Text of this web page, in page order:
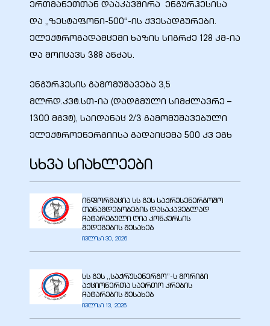
ერთმანეთთან დააკავშირა ენგურჰესისა
და „ზესტაფონი-500“-ის ქვესადგურები.
ელექტროგადამცემი ხაზის სიგრძე 128 კმ-ია
და მოიცავს 388 ანძას.
ენგურჰესის გამომუშავება 3,5
მლრდ.კვტ.სთ-ია (დადგმული სიმძლავრე –
1300 მგვტ), საიდანაც 2/3 გამომუშავებული
ელექტროენერგიისა გადაიცემა 500 კვ ეგხ
სხვა სიახლეები
ინფორმაცია სს გეს საქრუსენერგოშო
თანამდებობების დასაკავებლად
ჩატარებული ღია კონკურსის
შედეგების შესახებ
ივლისი 30, 2026
სს გეს ,,საქრუსენერგო’’-ს მორიგი
აქციონერთა საერთო კრების
ჩატარების შესახებ
ივლისი 13, 2026